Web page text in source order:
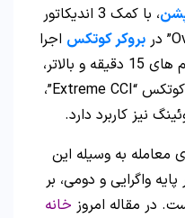
، با کمک 3 اندیکاتور
بروکر کوتکس اجرا
می شود. این تکنیک در تایم فریم های 15 دقیقه و بالاتر،
بهترین عملکرد را دارد! استراتژی کوتکس “Extreme CCI”،
نیز کاربرد دارد.
معامله به وسیله این
واگرایی و دومی، بر
در مقاله امروز خانه